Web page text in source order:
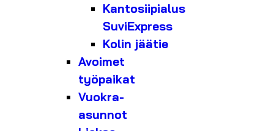
Kantosiipialus
SuviExpress
Kolin jäätie
Avoimet
työpaikat
Vuokra-
asunnot